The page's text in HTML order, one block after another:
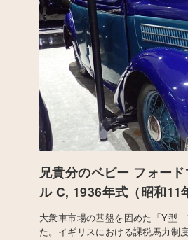
兄貴分のベビー フォー
ル C, 1936年式（昭和11
大衆車市場の基盤を固めた「Y型
た。イギリスにおける課税馬力制